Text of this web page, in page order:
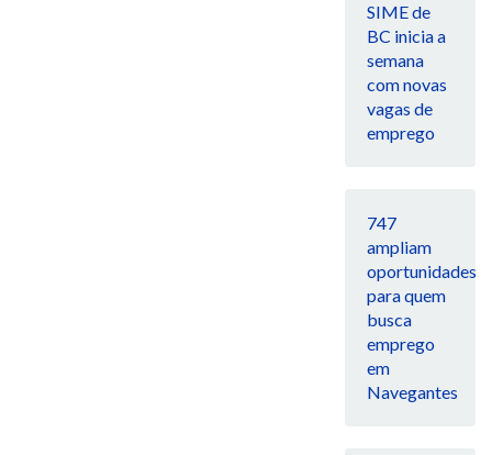
SIME de
BC inicia a
semana
com novas
vagas de
emprego
747
ampliam
oportunidades
para quem
busca
emprego
em
Navegantes